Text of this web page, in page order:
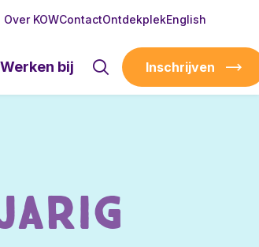
Over KOWContactOntdekplekEnglish
Werken bij Inschrijven